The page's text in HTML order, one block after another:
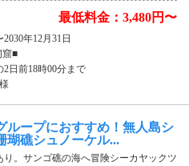
最低料金：3,480円〜
2030年12月31日
窟■
2日前18時00分まで
ループにおすすめ！無人島シ
瑚礁シュノーケル...
り。サンゴ礁の海へ冒険シーカヤックツ